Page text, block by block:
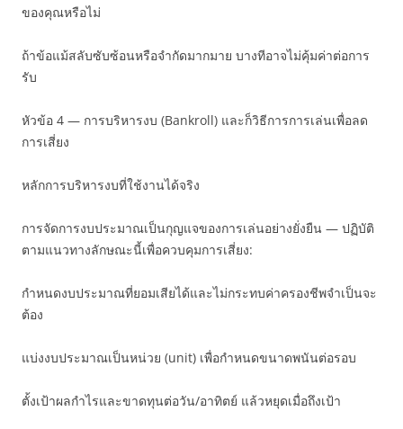
ของคุณหรือไม่
ถ้าข้อแม้สลับซับซ้อนหรือจำกัดมากมาย บางทีอาจไม่คุ้มค่าต่อการ
รับ
หัวข้อ 4 — การบริหารงบ (Bankroll) และก็วิธีการการเล่นเพื่อลด
การเสี่ยง
หลักการบริหารงบที่ใช้งานได้จริง
การจัดการงบประมาณเป็นกุญแจของการเล่นอย่างยั่งยืน — ปฏิบัติ
ตามแนวทางลักษณะนี้เพื่อควบคุมการเสี่ยง:
กำหนดงบประมาณที่ยอมเสียได้และไม่กระทบค่าครองชีพจำเป็นจะ
ต้อง
แบ่งงบประมาณเป็นหน่วย (unit) เพื่อกำหนดขนาดพนันต่อรอบ
ตั้งเป้าผลกำไรและขาดทุนต่อวัน/อาทิตย์ แล้วหยุดเมื่อถึงเป้า